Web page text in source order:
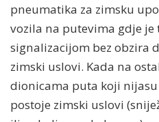
pneumatika za zimsku
vozila na putevima gdje je
signalizacijom bez obzira
zimski uslovi. Kada na
dionicama puta koji
postoje zimski uslovi